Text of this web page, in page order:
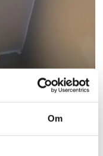
Om
grepa
Dei ulike
seg,
dei fyller
barn og
jobba ved
Det